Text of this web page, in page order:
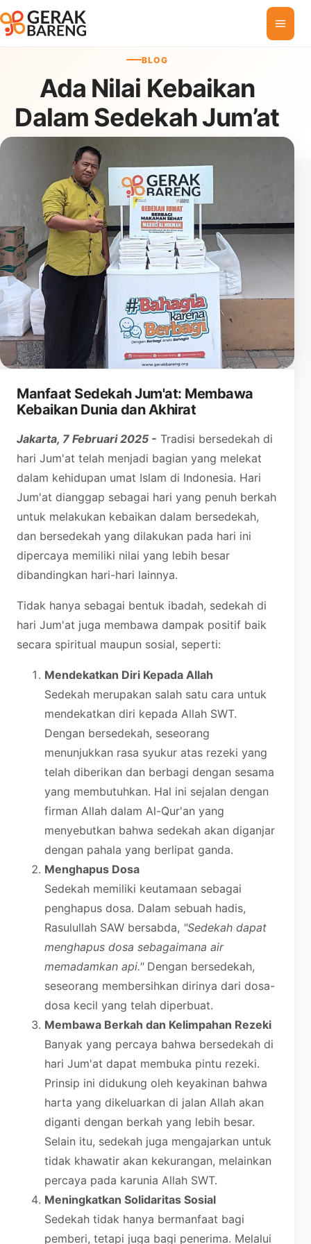
Skip to content
BLOG
Ada Nilai Kebaikan
Dalam Sedekah Jum’at
07 February 2025
Manfaat Sedekah Jum'at: Membawa
Kebaikan Dunia dan Akhirat
Jakarta, 7 Februari 2025 - Tradisi bersedekah di
hari Jum'at telah menjadi bagian yang melekat
dalam kehidupan umat Islam di Indonesia. Hari
Jum'at dianggap sebagai hari yang penuh berkah
untuk melakukan kebaikan dalam bersedekah,
dan bersedekah yang dilakukan pada hari ini
dipercaya memiliki nilai yang lebih besar
dibandingkan hari-hari lainnya.
Tidak hanya sebagai bentuk ibadah, sedekah di
hari Jum'at juga membawa dampak positif baik
secara spiritual maupun sosial, seperti:
Mendekatkan Diri Kepada Allah
Sedekah merupakan salah satu cara untuk
mendekatkan diri kepada Allah SWT.
Dengan bersedekah, seseorang
menunjukkan rasa syukur atas rezeki yang
telah diberikan dan berbagi dengan sesama
yang membutuhkan. Hal ini sejalan dengan
firman Allah dalam Al-Qur'an yang
menyebutkan bahwa sedekah akan diganjar
dengan pahala yang berlipat ganda.
Menghapus Dosa
Sedekah memiliki keutamaan sebagai
penghapus dosa. Dalam sebuah hadis,
Rasulullah SAW bersabda, "Sedekah dapat
menghapus dosa sebagaimana air
memadamkan api."Dengan bersedekah,
seseorang membersihkan dirinya dari dosa-
dosa kecil yang telah diperbuat.
Membawa Berkah dan Kelimpahan Rezeki
Banyak yang percaya bahwa bersedekah di
hari Jum'at dapat membuka pintu rezeki.
Prinsip ini didukung oleh keyakinan bahwa
harta yang dikeluarkan di jalan Allah akan
diganti dengan berkah yang lebih besar.
Selain itu, sedekah juga mengajarkan untuk
tidak khawatir akan kekurangan, melainkan
percaya pada karunia Allah SWT.
Meningkatkan Solidaritas Sosial
Sedekah tidak hanya bermanfaat bagi
pemberi, tetapi juga bagi penerima. Melalui